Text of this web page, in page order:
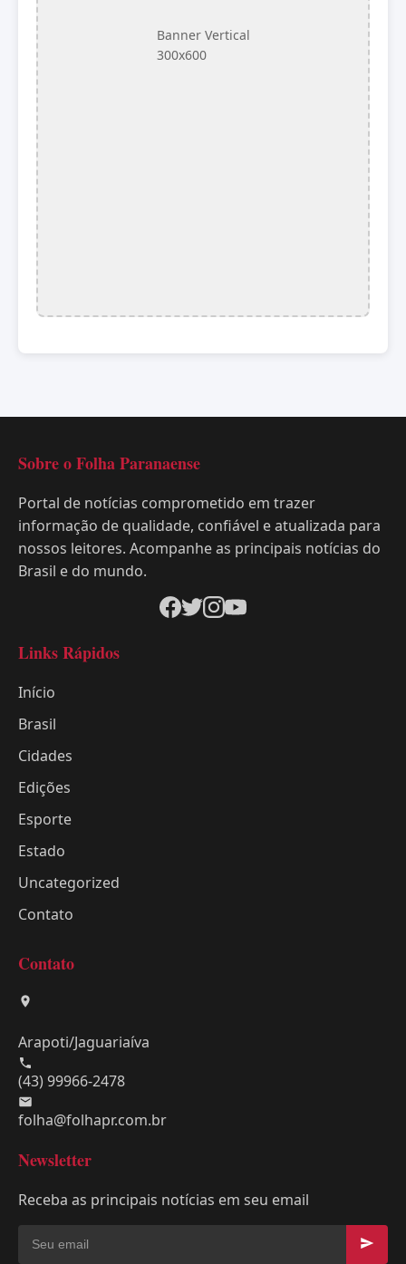
Banner Vertical
300x600
Sobre o Folha Paranaense
Portal de notícias comprometido em trazer
informação de qualidade, confiável e atualizada para
nossos leitores. Acompanhe as principais notícias do
Brasil e do mundo.
Links Rápidos
Início
Brasil
Cidades
Edições
Esporte
Estado
Uncategorized
Contato
Contato
Arapoti/Jaguariaíva
(43) 99966-2478
folha@folhapr.com.br
Newsletter
Receba as principais notícias em seu email